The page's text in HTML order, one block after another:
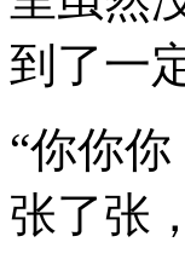
到了一
“你你
张了张